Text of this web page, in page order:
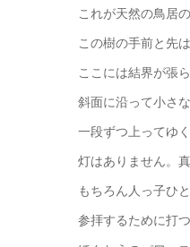
これが天然の鳥居
この樹の手前と先
ここには結界が張
斜面に沿って小さ
一段ずつ上ってゆ
灯はありません。真
もちろん人っ子ひ
参拝するために打